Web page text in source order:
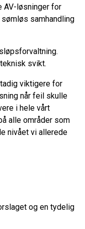
AV-løsninger for
samhandling
svikt.
viktigere for
når feil skulle
i hele vårt
alle områder som
nivået vi allerede
og en tydelig